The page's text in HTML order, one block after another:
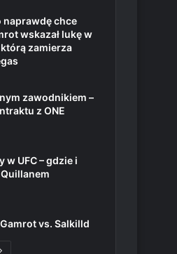
naprawdę chce
wskazał lukę w
zamierza
zawodnikiem –
z ONE
w UFC – gdzie i
vs. Salkilld
Następna